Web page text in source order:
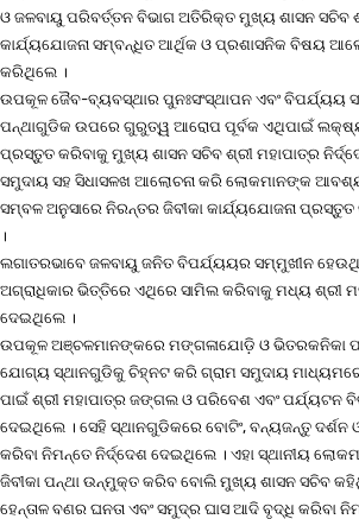
ଓ ଜଳବାୟୁ ପରିବର୍ତ୍ତନ ବିଭାଗ ଅତିରିକ୍ତ ମୁଖ୍ୟ ଶାସନ ସଚିବ
କାର୍ଯ୍ୟଯୋଜନା ସମ୍ବନ୍ଧିତ ଆର୍ଥିକ ଓ ପ୍ରଶାସନିକ ବିଷୟ
କରିଥିଲେ ।
ଉପକୂଳ ଜୈବ-ବ୍ୟବସ୍ଥାର ପୁନଃସଂସ୍ଥାପନ ଏବଂ ବିପର୍ଯ୍ୟୟ
ପନ୍ଥାଗୁଡିକ ଉପରେ ଗୁରୁତ୍ୱ ଆରୋପ ପୂର୍ବକ ଏଥିପାଇଁ
ପ୍ରସ୍ତୁତ କରିବାକୁ ମୁଖ୍ୟ ଶାସନ ସଚିବ ଶ୍ରୀ ମହାପାତ୍ର
ସମୁଦାୟ ସହ ସିଧାସଳଖ ଆଲୋଚନା କରି ଲୋକମାନଙ୍କ
ସମ୍ବଳ ଅନୁସାରେ ନିରନ୍ତର ଜିବୀକା କାର୍ଯ୍ୟଯୋଜନା
।
ଲଗାତରଭାବେ ଜଳବାୟୁ ଜନିତ ବିପର୍ଯ୍ୟୟର ସମ୍ମୁଖୀନ
ଅଗ୍ରାଧିକାର ଭିତ୍ତିରେ ଏଥିରେ ସାମିଲ କରିବାକୁ ମଧ୍ୟ ଶ୍ରୀ
ଦେଇଥିଲେ ।
ଉପକୂଳ ଅଞ୍ଚଳମାନଙ୍କରେ ମଙ୍ଗଳାଯୋଡ଼ି ଓ ଭିତରକନିକା
ଯୋଗ୍ୟ ସ୍ଥାନଗୁଡିକୁ ଚିହ୍ନଟ କରି ଗ୍ରାମ ସମୁଦାୟ
ପାଇଁ ଶ୍ରୀ ମହାପାତ୍ର ଜଙ୍ଗଲ ଓ ପରିବେଶ ଏବଂ ପର୍ଯ୍ୟଟନ
ଦେଇଥିଲେ । ସେହି ସ୍ଥାନଗୁଡିକରେ ବୋଟିଂ, ବନ୍ୟଜନ୍ତୁ ଦର୍ଶନ
କରିବା ନିମନ୍ତେ ନିର୍ଦ୍ଦେଶ ଦେଇଥିଲେ । ଏହା ସ୍ଥାନୀୟ
ଜିବୀକା ପନ୍ଥା ଉନ୍ମୁକ୍ତ କରିବ ବୋଲି ମୁଖ୍ୟ ଶାସନ ସଚିବ
ହେନ୍ତାଳ ବଣର ଘନତା ଏବଂ ସମୁଦ୍ର ଘାସ ଆଦି ବୃଦ୍ଧି କରିବା